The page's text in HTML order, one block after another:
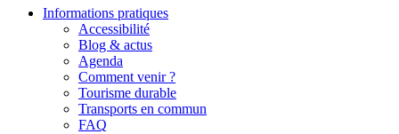
Informations pratiques
Accessibilité
Blog & actus
Agenda
Comment venir ?
Tourisme durable
Transports en commun
FAQ